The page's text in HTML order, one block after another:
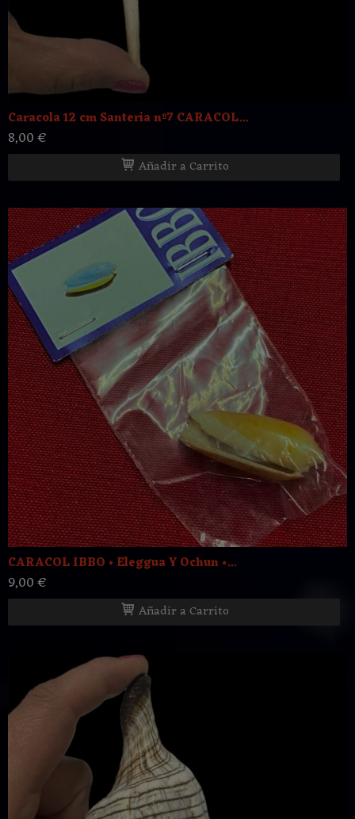
Caracola 12 cm Santeria nº7 CARACOL...
8,00 €
Añadir a Carrito
CARACOL IBBO • Eleggua Y Ochun •...
9,00 €
Añadir a Carrito